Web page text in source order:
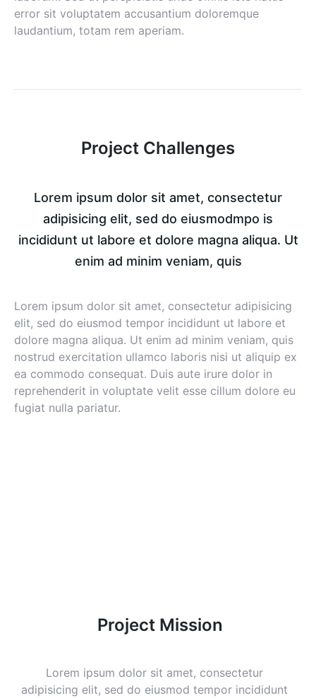
error sit voluptatem accusantium doloremque
laudantium, totam rem aperiam.
Project Challenges
Lorem ipsum dolor sit amet, consectetur
adipisicing elit, sed do eiusmodmpo is
incididunt ut labore et dolore magna aliqua. Ut
enim ad minim veniam, quis
Lorem ipsum dolor sit amet, consectetur adipisicing
elit, sed do eiusmod tempor incididunt ut labore et
dolore magna aliqua. Ut enim ad minim veniam, quis
nostrud exercitation ullamco laboris nisi ut aliquip ex
ea commodo consequat. Duis aute irure dolor in
reprehenderit in voluptate velit esse cillum dolore eu
fugiat nulla pariatur.
Project Mission
Lorem ipsum dolor sit amet, consectetur
adipisicing elit, sed do eiusmod tempor incididunt